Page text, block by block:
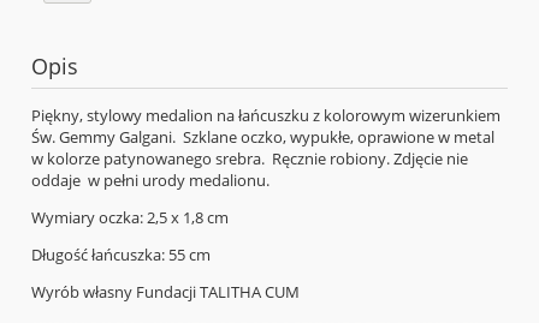
Opis
Piękny, stylowy medalion na łańcuszku z kolorowym wizerunkiem
Św. Gemmy Galgani. Szklane oczko, wypukłe, oprawione w metal
w kolorze patynowanego srebra. Ręcznie robiony. Zdjęcie nie
oddaje w pełni urody medalionu.
Wymiary oczka: 2,5 x 1,8 cm
Długość łańcuszka: 55 cm
Wyrób własny Fundacji TALITHA CUM